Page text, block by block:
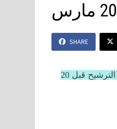
SHARE
وكالة المغرب العربي للأنباء: مباراة توظيف مهندسين الدولة اثنين في الشبكات و الاتصال. الترشيح قبل 20